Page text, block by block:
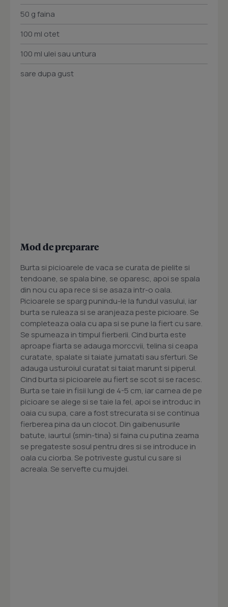
50 g faina
100 ml otet
100 ml ulei sau untura
sare dupa gust
Mod de preparare
Burta si picioarele de vaca se curata de pielite si
tendoane, se spala bine, se oparesc, apoi se spala
din nou cu apa rece si se asaza intr-o oala.
Picioarele se sparg punindu-le la fundul vasului, iar
burta se ruleaza si se aranjeaza peste picioare. Se
completeaza oala cu apa si se pune la fiert cu sare.
Se spumeaza in timpul fierberii. Cind burta este
aproape fiarta se adauga morccvii, telina si ceapa
curatate, spalate si taiate jumatati sau sferturi. Se
adauga usturoiul curatat si taiat marunt si piperul.
Cind burta si picioarele au fiert se scot si se racesc.
Burta se taie in fisii lungi de 4-5 cm, iar carnea de pe
picioare se alege si se taie la fel, apoi se introduc in
oaia cu supa, care a fost strecurata si se continua
fierberea pina da un clocot. Din gaibenusurile
batute, iaurtul (smin-tina) si faina cu putina zeama
se pregateste sosul pentru dres si se introduce in
oala cu ciorba. Se potriveste gustul cu sare si
acreala. Se servefte cu mujdei.